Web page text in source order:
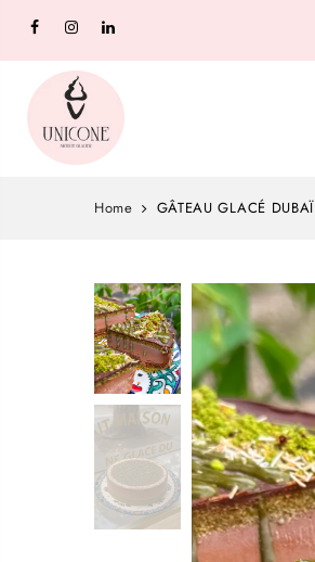
Home GÂTEAU GLACÉ DUBAÏ